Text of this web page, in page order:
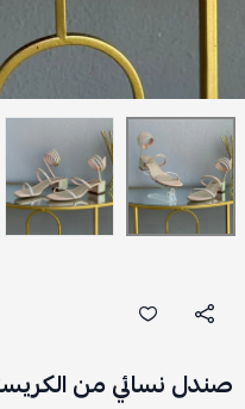
صندل نسائي من